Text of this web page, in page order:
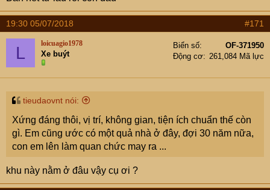
19:30 05/07/2018 #171
L loicuagio1978
Xe buýt
Biển số
OF-371950
Động cơ
261,084 Mã lực
tieudaovnt nói:
Xứng đáng thôi, vị trí, không gian, tiện ích chuẩn thế còn
gì. Em cũng ước có một quả nhà ở đây, đợi 30 năm nữa,
con em lên làm quan chức may ra ...
khu này nằm ở đâu vậy cụ ơi ?